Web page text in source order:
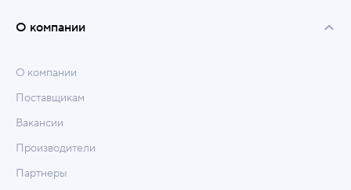
О компании
О компании
Поставщикам
Вакансии
Производители
Партнеры